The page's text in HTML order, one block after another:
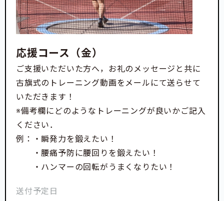
応援コース（金）
ご支援いただいた方へ，お礼のメッセージと共に
古旗式のトレーニング動画をメールにて送らせて
いただきます！
※備考欄にどのようなトレーニングが良いかご記入
ください．
例：・瞬発力を鍛えたい！
・腰痛予防に腰回りを鍛えたい！
・ハンマーの回転がうまくなりたい！
送付予定日